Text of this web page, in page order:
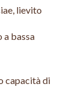
lievito
a bassa
capacità di